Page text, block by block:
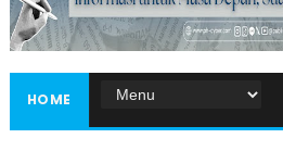
Masukkan iklan disini!
HOME